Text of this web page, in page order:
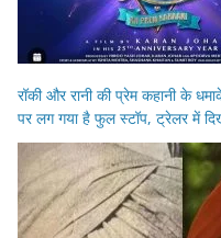
रॉकी और रानी की प्रेम कहानी के
पर लग गया है फुल स्टॉप, ट्रेलर में